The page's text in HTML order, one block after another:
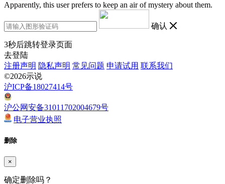
Apparently, this user prefers to keep an air of mystery about them.
确认
3秒后跳转登录页面
去登陆
注册声明 隐私声明 常见问题 申请试用 联系我们
©2026示说
沪ICP备18027414号
沪公网安备31011702004679号
电子营业执照
删除
×
确定删除吗？